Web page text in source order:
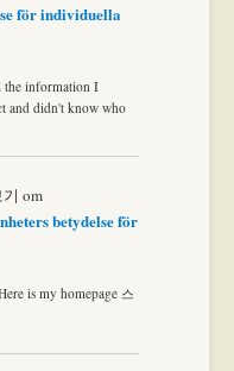
för individuella
the information I
and didn't know who
om
betydelse för
is my homepage 스